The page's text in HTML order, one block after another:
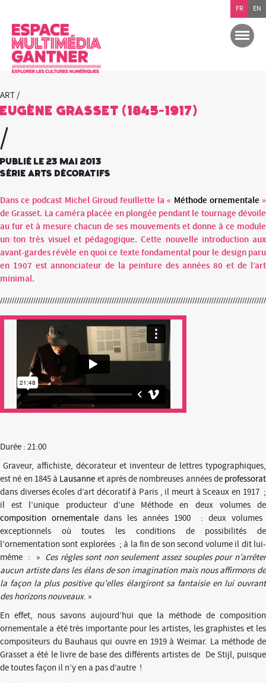
ART /
Eugène Grasset (1845-1917)
/
Publié le 23 mai 2013
Série Arts décoratifs
Dans ce podcast Michel Giroud feuillette la « Méthode ornementale »
de Grasset. La caméra placée en plongée pendant le tournage dévoile
au fur et à mesure chacun de ses mouvements et donne à ce module
un ton très visuel et pédagogique. Cette nouvelle introduction aux
avant-gardes révèle en quoi ce texte fondamental pour le design paru
en 1907 est annonciateur de la peinture des années 80 et de l’art
minimal.
Durée : 21:00
Graveur, affichiste, décorateur et inventeur de lettres typographiques,
est né en 1845 à Lausanne et après de nombreuses années de professorat
dans diverses écoles d’art décoratif à Paris , il meurt à Sceaux en 1917 ;
il est l’unique producteur d’une Méthode en deux volumes de
composition ornementaledans les années 1900 : deux volumes
exceptionnels où toutes les conditions de possibilités de
l’ornementation sont explorées ; à la fin de son second volume il dit lui-
même : » Ces règles sont non seulement assez souples pour n’arrêter
aucun artiste dans les élans de son imagination mais nous affirmons de
la façon la plus positive qu’elles élargiront sa fantaisie en lui ouvrant
des horizons nouveaux. »
En effet, nous savons aujourd’hui que la méthode de composition
ornementale a été très importante pour les artistes, les graphistes et les
compositeurs du Bauhaus qui ouvre en 1919 à Weimar. La méthode de
Grasset a été le livre de base des différents artistes de De Stijl, puisque
de toutes façon il n’y en a pas d’autre !
FR EN